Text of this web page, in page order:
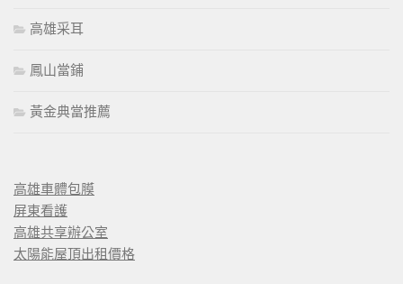
高雄采耳
鳳山當鋪
黃金典當推薦
高雄車體包膜
屏東看護
高雄共享辦公室
太陽能屋頂出租價格